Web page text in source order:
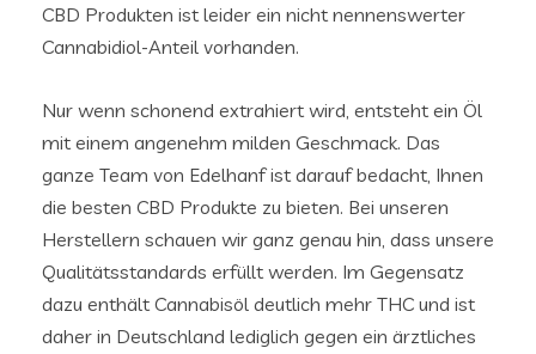
CBD Produkten ist leider ein nicht nennenswerter
Cannabidiol-Anteil vorhanden.
Nur wenn schonend extrahiert wird, entsteht ein Öl
mit einem angenehm milden Geschmack. Das
ganze Team von Edelhanf ist darauf bedacht, Ihnen
die besten CBD Produkte zu bieten. Bei unseren
Herstellern schauen wir ganz genau hin, dass unsere
Qualitätsstandards erfüllt werden. Im Gegensatz
dazu enthält Cannabisöl deutlich mehr THC und ist
daher in Deutschland lediglich gegen ein ärztliches